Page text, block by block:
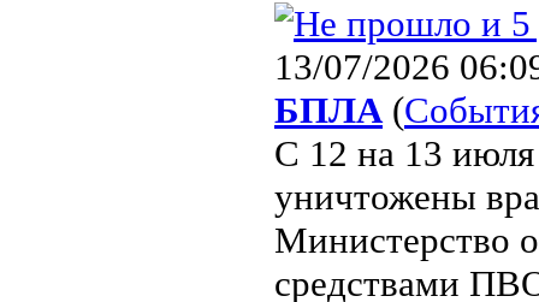
13/07/2026
БПЛА(
С 12 на 13
уничтожены
Министерство
средствами